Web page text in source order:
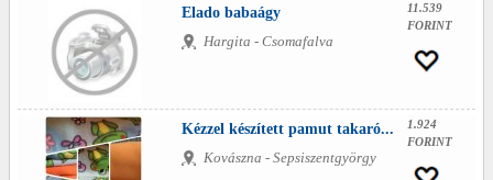
Elado babaágy
Hargita - Csomafalva
11.539
FORINT
Kézzel készített pamut takaró...
Kovászna - Sepsiszentgyörgy
1.924
FORINT